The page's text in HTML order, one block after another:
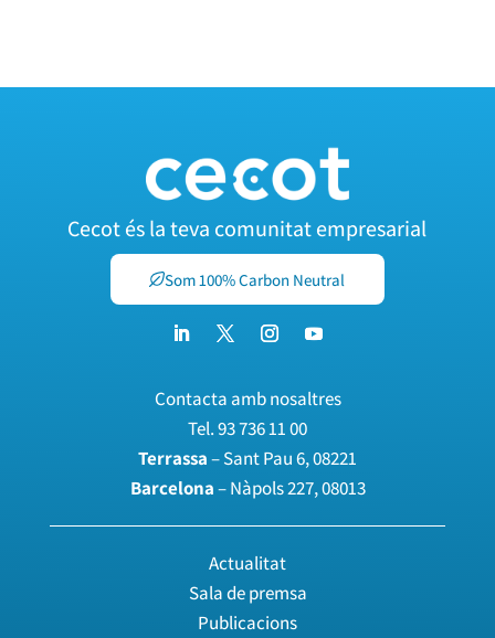
Cecot és la teva comunitat empresarial
Som 100% Carbon Neutral
Contacta amb nosaltres
Tel.93 736 11 00
Terrassa– Sant Pau 6, 08221
Barcelona– Nàpols 227, 08013
Actualitat
Sala de premsa
Publicacions